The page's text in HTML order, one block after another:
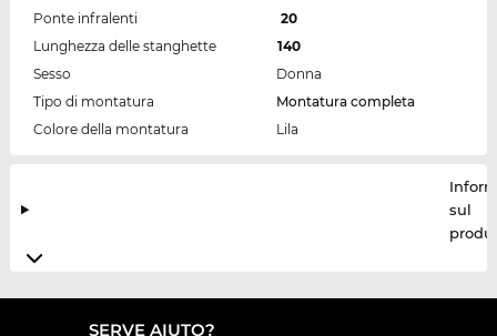
Ponte infralenti
20
Lunghezza delle stanghette
140
Sesso
Donna
Tipo di montatura
Montatura completa
Colore della montatura
Lila
sul
SERVE AIUTO?